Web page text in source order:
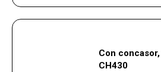
Con
CH430